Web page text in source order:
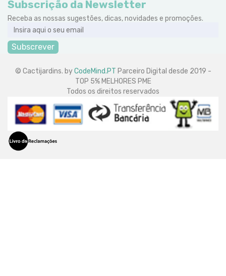
Subscrição da Newsletter
Receba as nossas sugestões, dicas, novidades e promoções.
Subscrever
© Cactijardins. byCodeMind.PT Parceiro Digital desde 2019 -
TOP 5% MELHORES PME
Todos os direitos reservados